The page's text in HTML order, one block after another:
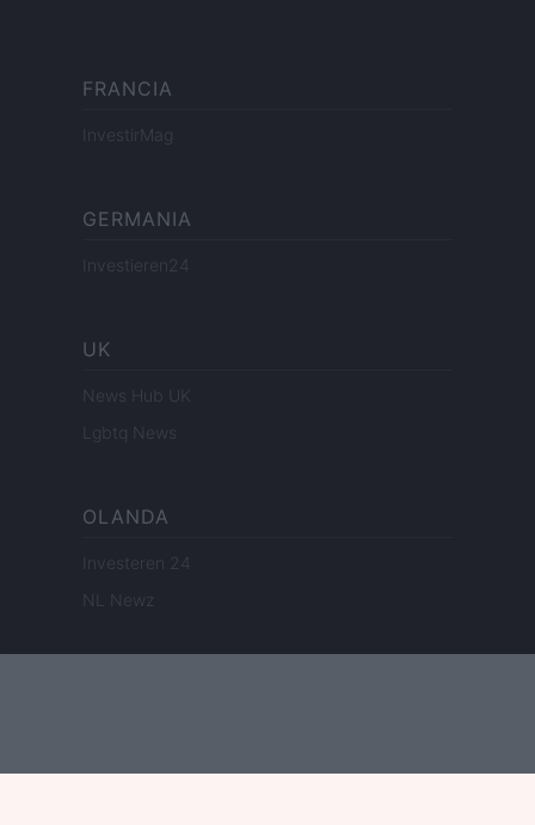
FRANCIA
InvestirMag
GERMANIA
Investieren24
UK
News Hub UK
Lgbtq News
OLANDA
Investeren 24
NL Newz